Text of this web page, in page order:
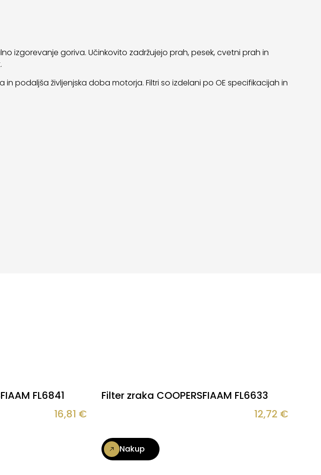
izgorevanje goriva. Učinkovito zadržujejo prah, pesek, cvetni prah in
podaljša življenjska doba motorja. Filtri so izdelani po OE specifikacijah in
FL6841
16,81 €
Filter zraka COOPERSFIAAM FL6633
12,72 €
Nakup